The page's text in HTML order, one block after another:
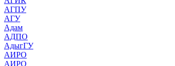
АГПУ
АГУ
Адам
АДПО
АдыгГУ
АИРО
АИРО